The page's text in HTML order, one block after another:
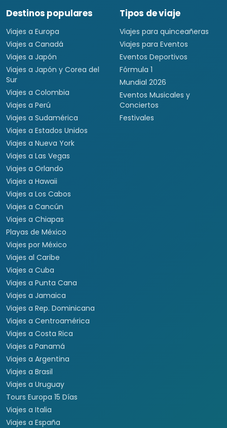
Destinos populares
Viajes a Europa
Viajes a Canadá
Viajes a Japón
Viajes a Japón y Corea del
Sur
Viajes a Colombia
Viajes a Perú
Viajes a Sudamérica
Viajes a Estados Unidos
Viajes a Nueva York
Viajes a Las Vegas
Viajes a Orlando
Viajes a Hawaii
Viajes a Los Cabos
Viajes a Cancún
Viajes a Chiapas
Playas de México
Viajes por México
Viajes al Caribe
Viajes a Cuba
Viajes a Punta Cana
Viajes a Jamaica
Viajes a Rep. Dominicana
Viajes a Centroamérica
Viajes a Costa Rica
Viajes a Panamá
Viajes a Argentina
Viajes a Brasil
Viajes a Uruguay
Tours Europa 15 Días
Viajes a Italia
Viajes a España
Tipos de viaje
Viajes para quinceañeras
Viajes para Eventos
Eventos Deportivos
Fórmula 1
Mundial 2026
Eventos Musicales y
Conciertos
Festivales